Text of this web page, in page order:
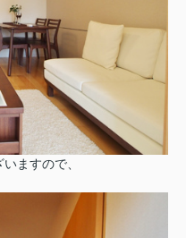
ますので、